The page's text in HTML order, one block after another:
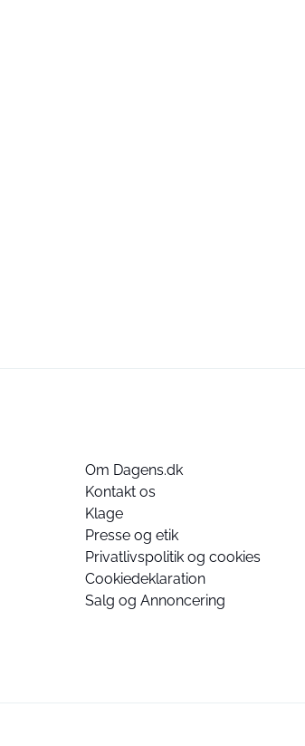
Om Dagens.dk
Kontakt os
Klage
Presse og etik
Privatlivspolitik og cookies
Cookiedeklaration
Salg og Annoncering